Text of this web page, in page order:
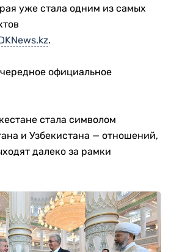
уже стала одним из самых
.
официальное
стала символом
и Узбекистана — отношений,
далеко за рамки